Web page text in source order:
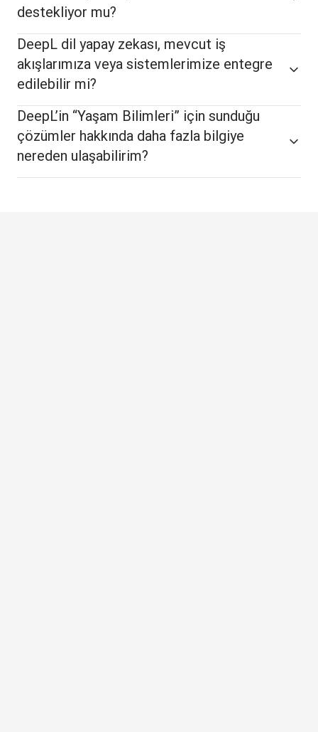
destekliyor mu?
DeepL dil yapay zekası, mevcut iş
akışlarımıza veya sistemlerimize entegre
edilebilir mi?
DeepL’in “Yaşam Bilimleri” için sunduğu
çözümler hakkında daha fazla bilgiye
nereden ulaşabilirim?